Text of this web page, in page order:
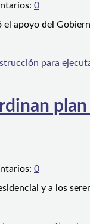
0
el apoyo del
0
y a los